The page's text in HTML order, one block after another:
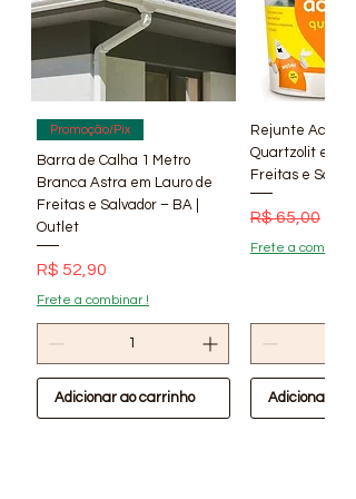
Promoção/Pix
Barra de Calha 1 Metro
Branca Astra em Lauro de
Freitas e Salvador – BA |
Outlet
Preço
R$ 52,90
Frete a combinar !
Adicionar ao carrinho
Rejunte Acrílico
Quartzolit em
Freitas e
Preço normal
R$ 65,00
Frete a combinar !
Adicionar ao